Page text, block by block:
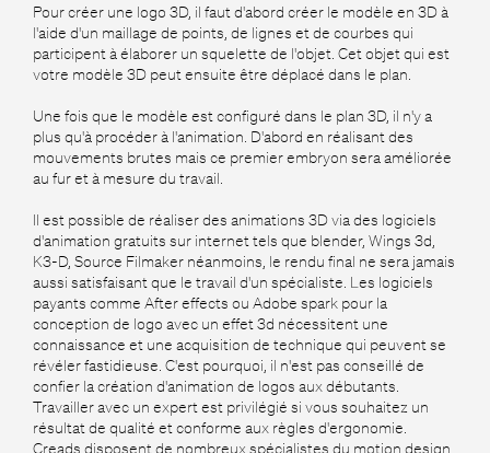
Pour créer une logo 3D, il faut d'abord créer le modèle en 3D à
l'aide d'un maillage de points, de lignes et de courbes qui
participent à élaborer un squelette de l'objet. Cet objet qui est
votre modèle 3D peut ensuite être déplacé dans le plan.
Une fois que le modèle est configuré dans le plan 3D, il n'y a
plus qu'à procéder à l'animation. D'abord en réalisant des
mouvements brutes mais ce premier embryon sera améliorée
au fur et à mesure du travail.
Il est possible de réaliser des animations 3D via des logiciels
d'animation gratuits sur internet tels que blender, Wings 3d,
K3-D, Source Filmaker néanmoins, le rendu final ne sera jamais
aussi satisfaisant que le travail d'un spécialiste. Les logiciels
payants comme After effects ou Adobe spark pour la
conception de logo avec un effet 3d nécessitent une
connaissance et une acquisition de technique qui peuvent se
révéler fastidieuse. C'est pourquoi, il n'est pas conseillé de
confier la création d'animation de logos aux débutants.
Travailler avec un expert est privilégié si vous souhaitez un
résultat de qualité et conforme aux règles d'ergonomie.
Creads disposent de nombreux spécialistes du motion design